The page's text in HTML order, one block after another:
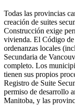
Todas las provincias
creación de suites
Construcción exige
vivienda. El Código
ordenanzas locales
Secundaria de
completo. Los
tienen sus propios
Registro de Suite
permiso de desarrollo
Manitoba, y las